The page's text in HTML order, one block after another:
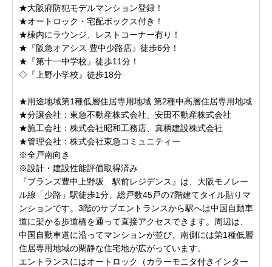
★大阪府防犯モデルマンション登録！
★オートロック・宅配ボックス付き！
★棟内にラウンジ、レストコーナー有り！
★『阪急オアシス 豊中少路店』徒歩6分！
★『第十一中学校』徒歩11分！
◇『上野小学校』徒歩18分
★用途地域第1種低層住居専用地域 第2種中高層住居専用地域
★分譲会社：東急不動産株式会社、安田不動産株式会社
★施工会社：株式会社昭和工務店、真柄建設株式会社
★管理会社：株式会社東急コミュニティー
※全戸南向き
※設計・建設性能評価取得済み
『ブランズ豊中上野坂 駅前レジデンス』は、大阪モノレー
ル線「少路」駅徒歩1分、総戸数45戸の7階建てタイル貼りマ
ンションです。3階のサブエントランスから駅へは中国自動車
道に架かる歩道橋を通って直接アクセスできます。周辺は、
中国自動車道に沿ってマンションが並び、南側には第1種低層
住居専用地域の閑静な住宅地が広がっています。
エントランスにはオートロック（カラーモニタ付きインター